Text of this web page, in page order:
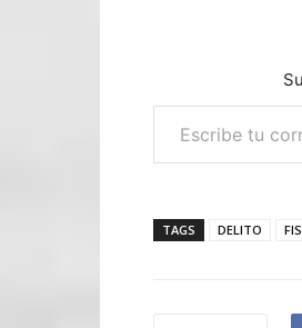
Escribe tu correo electrónico…
TAGS DELITO